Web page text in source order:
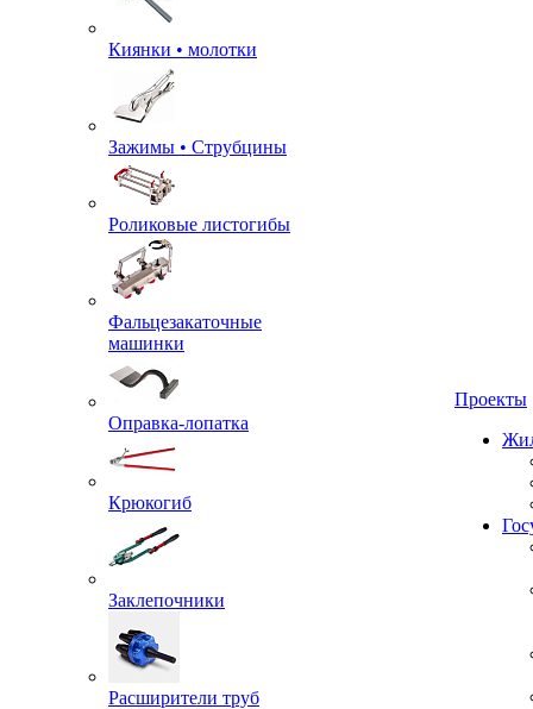
Киянки • молотки
Зажимы • Струбцины
Роликовые листогибы
Фальцезакаточные
машинки
Оправка-лопатка
Крюкогиб
Заклепочники
Расширители труб
Проекты